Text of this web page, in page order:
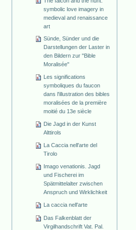
symbolic love imagery in
medieval and renaissance
art
Sünde, Sünder und die
Darstellungen der Laster in
den Bildern zur "Bible
Moralisée"
Les significations
symboliques du faucon
dans l'illustration des bibles
moralisées de la première
moitié du 13e siècle
Die Jagd in der Kunst
Alttirols
La Caccia nell'arte del
Tirolo
Imago venationis. Jagd
und Fischerei im
Spätmittelalter zwischen
Anspruch und Wirklichkeit
La caccia nell'arte
Das Falkenblatt der
Virgilhandschrift Vat. Pal.